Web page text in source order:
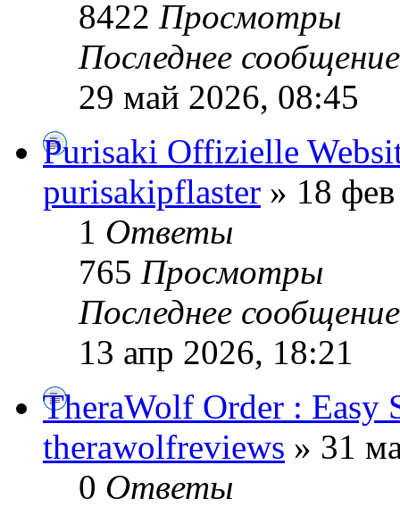
8422 Просмотры
Последнее
29 май 2026, 08:45
Purisaki Offizielle
purisakipflaster » 18
1 Ответы
765 Просмотры
Последнее
13 апр 2026, 18:21
TheraWolf Order : Easy
therawolfreviews » 31
0 Ответы